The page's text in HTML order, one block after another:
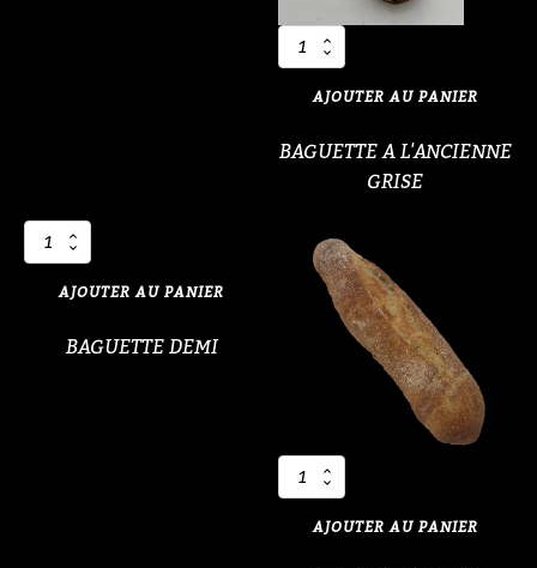
quantité
de
BAGUETTE
GRISE
AJOUTER AU PANIER
BAGUETTE A L'ANCIENNE
GRISE
quantité
de
BAGUETTE
AJOUTER AU PANIER
BAGUETTE DEMI
quantité
de
BAGUETTE
AJOUTER AU PANIER